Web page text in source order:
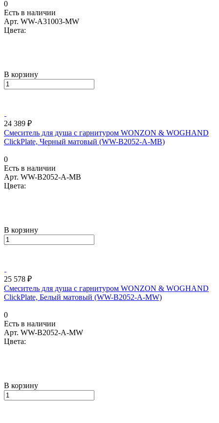
0
Есть в наличии
Арт. WW-A31003-MW
Цвета:
В корзину
24 389 ₽
Смеситель для душа с гарнитуром WONZON & WOGHAND
ClickPlate, Черный матовый (WW-B2052-A-MB)
0
Есть в наличии
Арт. WW-B2052-A-MB
Цвета:
В корзину
25 578 ₽
Смеситель для душа с гарнитуром WONZON & WOGHAND
ClickPlate, Белый матовый (WW-B2052-A-MW)
0
Есть в наличии
Арт. WW-B2052-A-MW
Цвета:
В корзину